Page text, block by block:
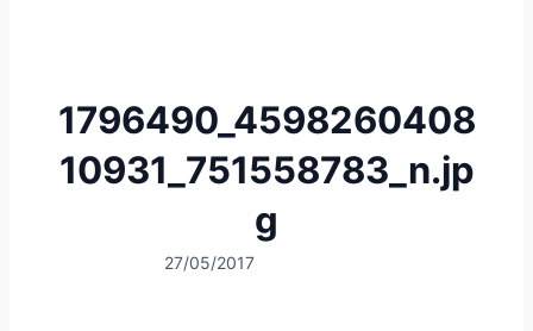
1796490_4598260408
10931_751558783_n.jp
g
27/05/2017